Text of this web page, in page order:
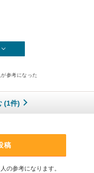
が参考になった
(1件)
稿
の参考になります。